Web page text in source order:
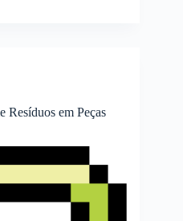
Resíduos em Peças